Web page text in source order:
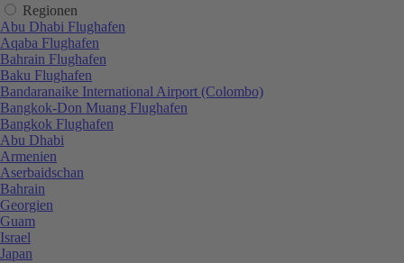
Regionen
Abu Dhabi Flughafen
Aqaba Flughafen
Bahrain Flughafen
Baku Flughafen
Bandaranaike International Airport (Colombo)
Bangkok-Don Muang Flughafen
Bangkok Flughafen
Abu Dhabi
Armenien
Aserbaidschan
Bahrain
Georgien
Guam
Israel
Japan